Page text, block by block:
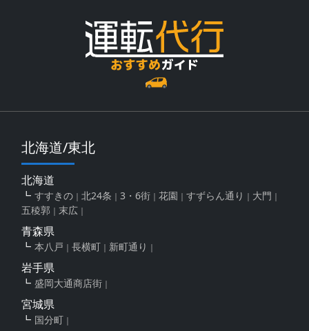
北海道/東北
北海道
すすきの 北24条 3・6街 花園 すずらん通り
大門
五稜郭
末広
青森県
本八戸 長横町 新町通り
岩手県
盛岡大通商店街
宮城県
国分町